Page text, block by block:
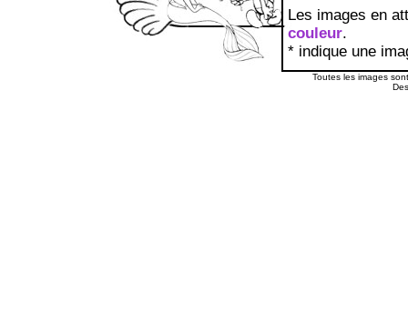
Les images en
couleur.
* indique une
Toutes les images